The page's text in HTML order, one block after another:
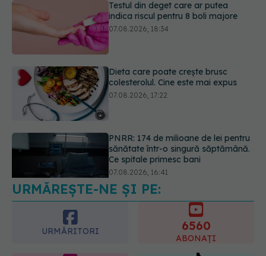
Dieta care poate crește brusc
colesterolul. Cine este mai expus
07.08.2026, 17:22
PNRR: 174 de milioane de lei pentru
sănătate într-o singură săptămână.
Ce spitale primesc bani
Ce spune culoarea ta preferată
despre vârsta pe care o ai. Care
este "codul cromatic" al generațiilor
07.08.2026, 21:29
URMĂREȘTE-NE ȘI PE:
URMĂRITORI 6560
ABONAȚI